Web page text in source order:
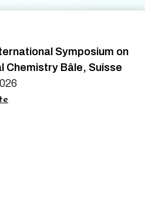
Symposium on
Chemistry Bâle, Suisse